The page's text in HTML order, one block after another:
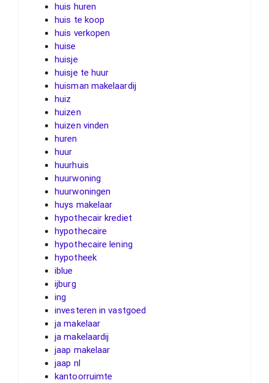
huis huren
huis te koop
huis verkopen
huise
huisje
huisje te huur
huisman makelaardij
huiz
huizen
huizen vinden
huren
huur
huurhuis
huurwoning
huurwoningen
huys makelaar
hypothecair krediet
hypothecaire
hypothecaire lening
hypotheek
iblue
ijburg
ing
investeren in vastgoed
ja makelaar
ja makelaardij
jaap makelaar
jaap nl
kantoorruimte